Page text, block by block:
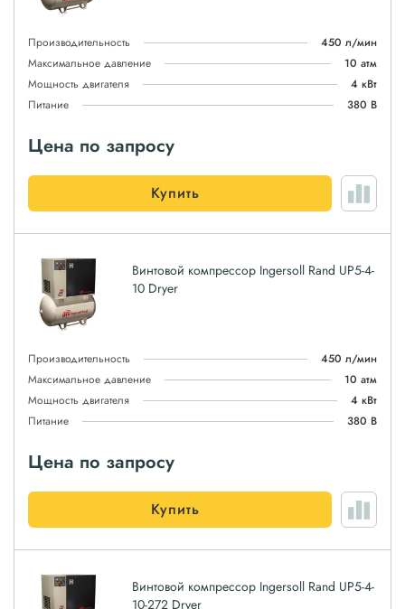
Производительность
450 л/мин
Максимальное давление
10 атм
Мощность двигателя
4 кВт
Питание
380 В
Цена по запросу
Купить
Винтовой компрессор Ingersoll Rand UP5-4-
10 Dryer
Производительность
450 л/мин
Максимальное давление
10 атм
Мощность двигателя
4 кВт
Питание
380 В
Цена по запросу
Купить
Винтовой компрессор Ingersoll Rand UP5-4-
10-272 Dryer